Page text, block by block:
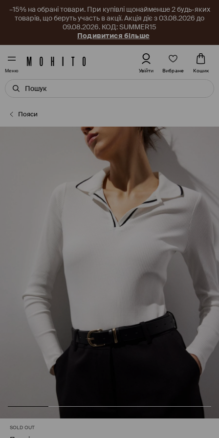
–15% на обрані товари. При купівлі щонайменше 2 будь-яких
товарів, що беруть участь в акції. Акція діє з 03.08.2026 до
09.08.2026. КОД: SUMMER15
Подивитися більше
Меню Увійти Вибране Кошик
Пояси
SOLD OUT